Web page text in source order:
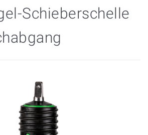
Schieberschelle